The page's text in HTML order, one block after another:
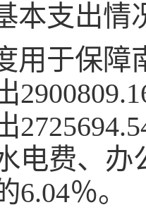
本支出情
用于保
电费、办
6.04％。